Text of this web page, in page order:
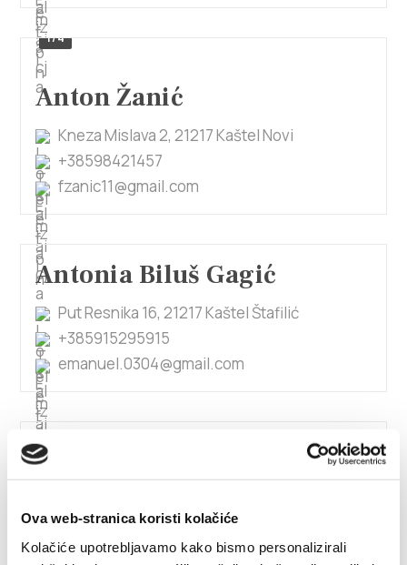
Ova web-stranica koristi kolačiće
Kolačiće upotrebljavamo kako bismo personalizirali
1/4
Anton Žanić
Kneza Mislava 2, 21217 Kaštel Novi
+38598421457
fzanic11@gmail.com
Antonia Biluš Gagić
Put Resnika 16, 21217 Kaštel Štafilić
+385915295915
emanuel.0304@gmail.com
Antonija Borovčić Kapov
Kambelovac